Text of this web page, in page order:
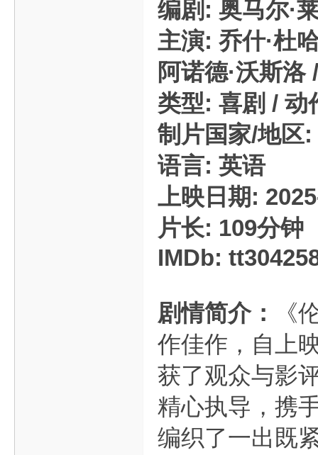
编剧: 奥马尔·
主演: 乔什·杜
阿诺德·沃斯洛
类型: 喜剧 / 动
制片国家/地区
语言: 英语
上映日期:
片长: 109分钟
IMDb:
剧情简介：
《
作佳作，自上
获了观众与影
精心执导，携
编织了一出既